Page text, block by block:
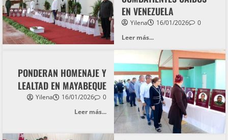
EN VENEZUELA
Yilena 16/01/2026
0
Leer más...
PONDERAN HOMENAJE Y
LEALTAD EN MAYABEQUE
Yilena 16/01/2026
0
Leer más...